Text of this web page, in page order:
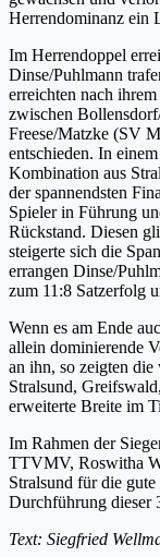
Herrendominanz ein
Im Herrendoppel
Dinse/Puhlmann
erreichten nach
zwischen
Freese/Matzke (SV
entschieden. In
Kombination aus
der spannendsten
Spieler in Führung
Rückstand. Diesen
steigerte sich die
errangen Dinse/
zum 11:8 Satzerfolg
Wenn es am Ende
allein dominierende
an ihn, so zeigten die
Stralsund,
erweiterte Breite im
Im Rahmen der
TTVMV, Roswitha
Stralsund für die
Durchführung dieser
Text: Siegfried